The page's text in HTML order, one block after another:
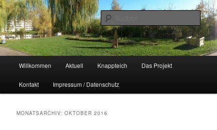
Zum
primären
Inhalt
springen
Zum
sekundären
Inhalt
springenUnser Knappteich
Naherholungsgebiet im Chemnitzer Yorckgebiet
Willkommen Aktuell Knappteich Das Projekt
Kontakt Impressum / Datenschutz
MONATSARCHIV:OKTOBER 2016